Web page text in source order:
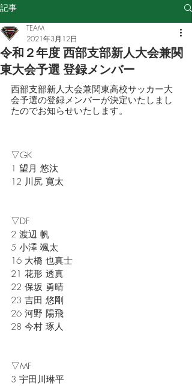
記事
令和２年度 西部支部新人大会兼関
東大会予選 登録メンバー
TEAM
2021年3月12日
西部支部新人大会兼関東高校サッカー大
会予選の登録メンバーが決定いたしまし
たのでお知らせいたします。
▽GK
1 望月 悠汰
12 川尻 寛太
▽DF
2 渡辺 帆
5 小澤 颯太
16 大橋 也真士
21 花形 透真
22 保坂 勇晴
23 吉田 悠剛
26 河野 陽飛
28 今村 琢人
▽MF
3 宇田川琳平